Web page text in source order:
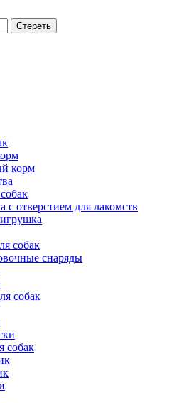
Стереть
корм
с отверстием для лакомств
собак
снаряды
собак
собак